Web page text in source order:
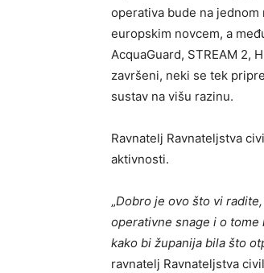
operativa bude na
europskim novcem, a
AcquaGuard, STREAM 2,
završeni, neki se tek
sustav na višu razinu.
Ravnatelj Ravnateljstva
aktivnosti.
„Dobro je ovo što vi
operativne snage i o
kako bi županija bila što
ravnatelj Ravnateljstva